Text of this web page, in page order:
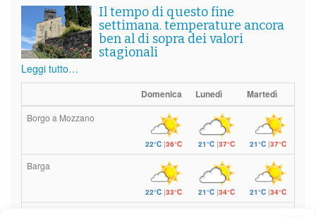
Il tempo di questo fine
settimana. temperature ancora
ben al di sopra dei valori
stagionali
Leggi tutto…
Domenica Lunedì Martedì
Borgo a Mozzano
22°C|36°C 21°C|37°C 21°C |37°C
Barga
22°C|33°C 21°C|34°C 21°C |34°C